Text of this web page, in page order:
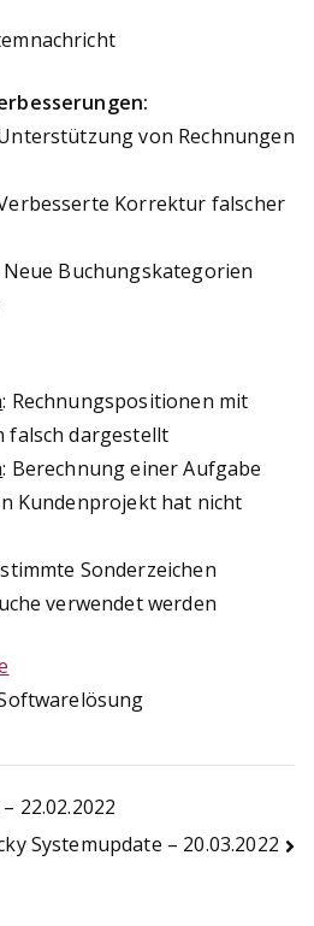
von Rechnungen
Korrektur falscher
Neue Buchungskategorien
: Rechnungspositionen mit
falsch dargestellt
: Berechnung einer Aufgabe
Kundenprojekt hat nicht
Sonderzeichen
verwendet werden
22.02.2022
Systemupdate – 20.03.2022